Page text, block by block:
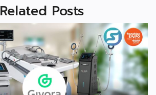
Related Posts